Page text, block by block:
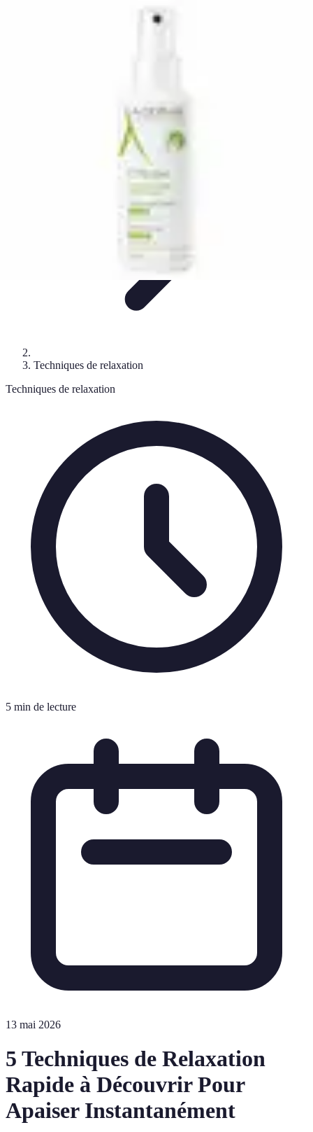
Conseils Pratiques
Techniques de relaxation
Techniques de relaxation
5 min de lecture
13 mai 2026
5 Techniques de Relaxation
Rapide à Découvrir Pour
Apaiser Instantanément